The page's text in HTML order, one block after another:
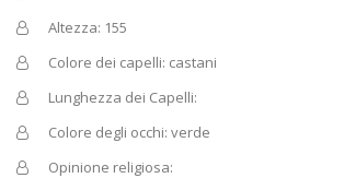
Altezza: 155
Colore dei capelli: castani
Lunghezza dei Capelli:
Colore degli occhi: verde
Opinione religiosa: